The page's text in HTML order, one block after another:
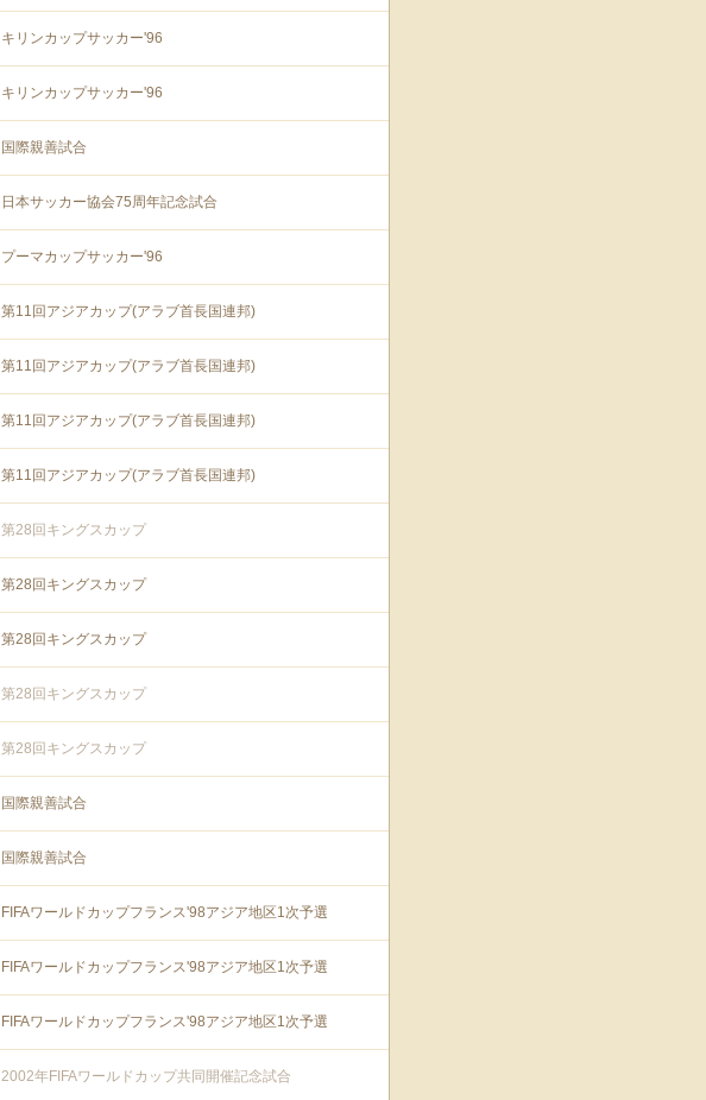
キリンカップサッカー'96
キリンカップサッカー'96
国際親善試合
日本サッカー協会75周年記念試合
プーマカップサッカー'96
第11回アジアカップ(アラブ首長国連邦)
第11回アジアカップ(アラブ首長国連邦)
第11回アジアカップ(アラブ首長国連邦)
第11回アジアカップ(アラブ首長国連邦)
第28回キングスカップ
第28回キングスカップ
第28回キングスカップ
第28回キングスカップ
第28回キングスカップ
国際親善試合
国際親善試合
FIFAワールドカップフランス'98アジア地区1次予選
FIFAワールドカップフランス'98アジア地区1次予選
FIFAワールドカップフランス'98アジア地区1次予選
2002年FIFAワールドカップ共同開催記念試合